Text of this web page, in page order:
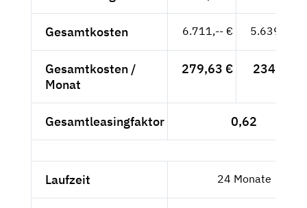
Gesamtkosten 6.711,-- € 5.639,50 €
Gesamtkosten /
Monat
279,63 € 234,98 €
Gesamtleasingfaktor 0,62
Laufzeit 24 Monate